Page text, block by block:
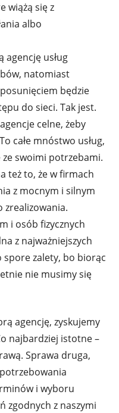
wiążą się z
albo
agencję usług
natomiast
będzie
do sieci. Tak jest.
celne, żeby
całe mnóstwo usług,
swoimi potrzebami.
też to, że w firmach
z mocnym i silnym
zrealizowania.
i osób fizycznych
z najważniejszych
zalety, bo biorąc
nie musimy się
agencję, zyskujemy
najbardziej istotne –
Sprawa druga,
i wyboru
zgodnych z naszymi